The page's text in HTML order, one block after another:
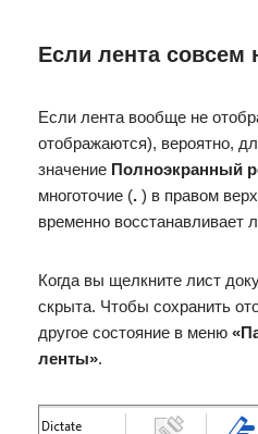
Если лента совсем
Если лента вообще не
отображаются), вероятно,
значение Полноэкранный
многоточие (. ) в правом
временно восстанавливает
Когда вы щелкните лист
скрыта. Чтобы сохранить
другое состояние в меню
ленты».